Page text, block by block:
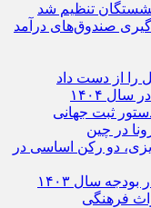
تنظیم شد
صندوق‌های درآمد
را از دست داد
۱۴۰۴
ثبت جهانی
در چین
دو رکن اساسی در
فرهنگی